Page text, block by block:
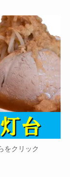
をクリック